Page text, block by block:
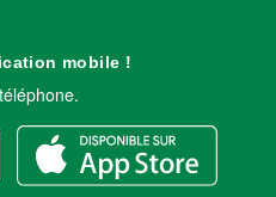
mobile !